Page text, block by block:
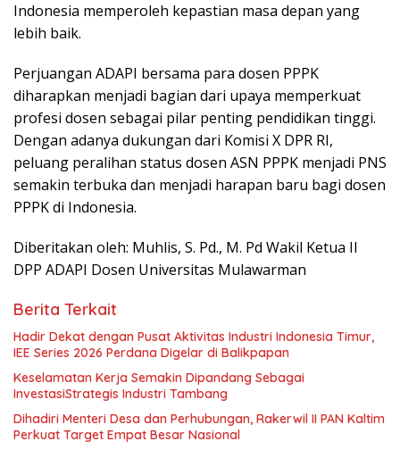
Indonesia memperoleh kepastian masa depan yang
lebih baik.
Perjuangan ADAPI bersama para dosen PPPK
diharapkan menjadi bagian dari upaya memperkuat
profesi dosen sebagai pilar penting pendidikan tinggi.
Dengan adanya dukungan dari Komisi X DPR RI,
peluang peralihan status dosen ASN PPPK menjadi PNS
semakin terbuka dan menjadi harapan baru bagi dosen
PPPK di Indonesia.
Diberitakan oleh: Muhlis, S. Pd., M. Pd Wakil Ketua II
DPP ADAPI Dosen Universitas Mulawarman
Berita Terkait
Hadir Dekat dengan Pusat Aktivitas Industri Indonesia Timur,
IEE Series 2026 Perdana Digelar di Balikpapan
Keselamatan Kerja Semakin Dipandang Sebagai
InvestasiStrategis Industri Tambang
Dihadiri Menteri Desa dan Perhubungan, Rakerwil II PAN Kaltim
Perkuat Target Empat Besar Nasional